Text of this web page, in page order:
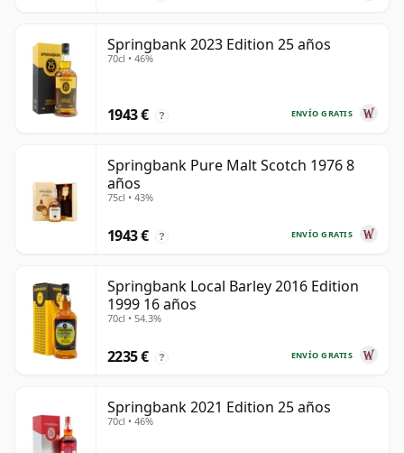
Springbank 2023 Edition 25 años
70cl • 46%
ENVÍO GRATIS
1943 € ?
Springbank Pure Malt Scotch 1976 8
años
75cl • 43%
ENVÍO GRATIS
1943 € ?
Springbank Local Barley 2016 Edition
1999 16 años
70cl • 54.3%
ENVÍO GRATIS
2235 € ?
Springbank 2021 Edition 25 años
70cl • 46%